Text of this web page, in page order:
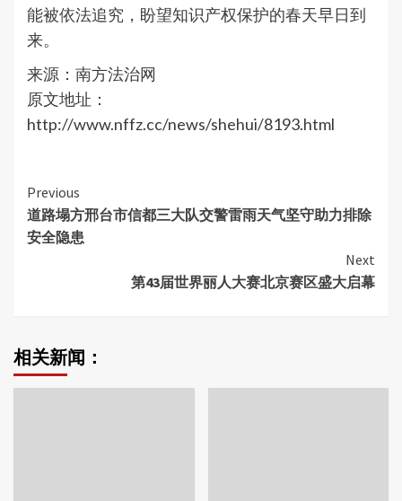
能被依法追究，盼望知识产权保护的春天早日到
来。
来源：南方法治网
原文地址：
http://www.nffz.cc/news/shehui/8193.html
Continue
Reading
Previous
道路塌方邢台市信都三大队交警雷雨天气坚守助力排除
安全隐患
Next
第43届世界丽人大赛北京赛区盛大启幕
相关新闻：